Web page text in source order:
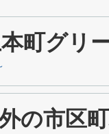
町グリ
の市区